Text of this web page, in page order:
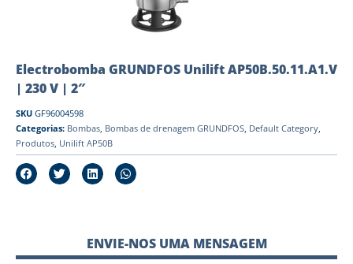
Electrobomba GRUNDFOS Unilift AP50B.50.11.A1.V
| 230 V | 2″
SKU GF96004598
Categorias: Bombas Bombas de drenagem GRUNDFOS Default Category
Produtos Unilift AP50B
ENVIE-NOS UMA MENSAGEM